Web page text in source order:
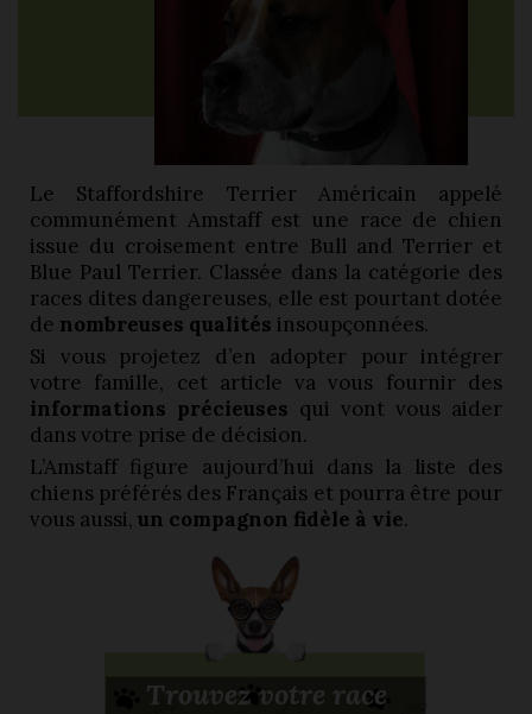
Trouvez votre race
Le Staffordshire Terrier Américain appelé
communément Amstaff est une race de chien
issue du croisement entre Bull and Terrier et
Blue Paul Terrier. Classée dans la catégorie des
races dites dangereuses, elle est pourtant dotée
de nombreuses qualités insoupçonnées.
Si vous projetez d’en adopter pour intégrer
votre famille, cet article va vous fournir des
informations précieuses qui vont vous aider
dans votre prise de décision.
L’Amstaff figure aujourd’hui dans la liste des
chiens préférés des Français et pourra être pour
vous aussi, un compagnon fidèle à vie.